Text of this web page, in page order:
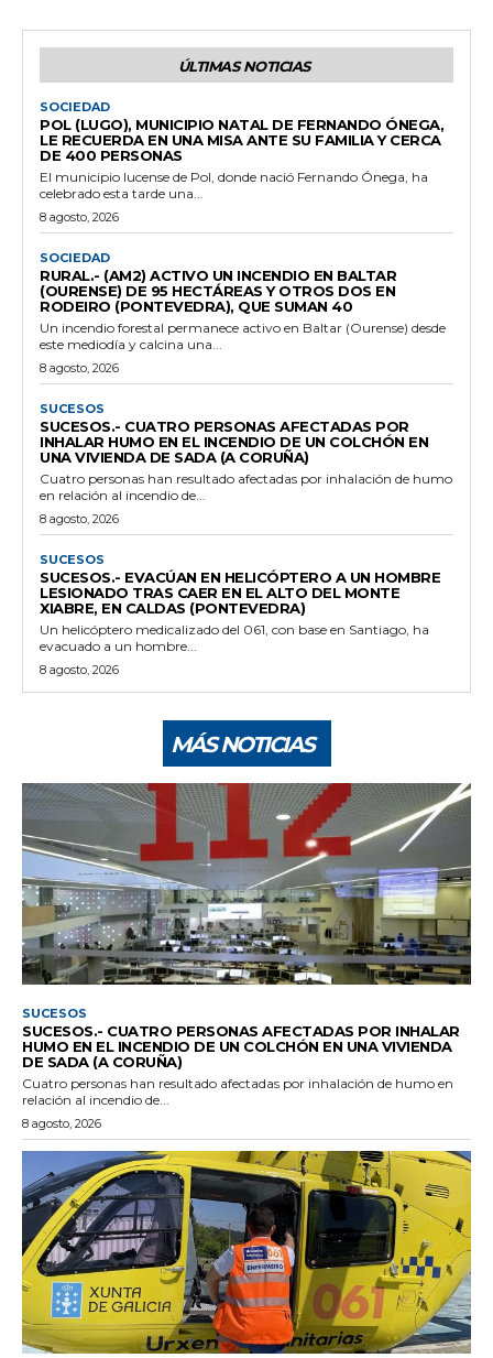
ÚLTIMAS NOTICIAS
SOCIEDAD
POL (LUGO), MUNICIPIO NATAL DE FERNANDO ÓNEGA,
LE RECUERDA EN UNA MISA ANTE SU FAMILIA Y CERCA
DE 400 PERSONAS
El municipio lucense de Pol, donde nació Fernando Ónega, ha
celebrado esta tarde una...
8 agosto, 2026
SOCIEDAD
RURAL.- (AM2) ACTIVO UN INCENDIO EN BALTAR
(OURENSE) DE 95 HECTÁREAS Y OTROS DOS EN
RODEIRO (PONTEVEDRA), QUE SUMAN 40
Un incendio forestal permanece activo en Baltar (Ourense) desde
este mediodía y calcina una...
8 agosto, 2026
SUCESOS
SUCESOS.- CUATRO PERSONAS AFECTADAS POR
INHALAR HUMO EN EL INCENDIO DE UN COLCHÓN EN
UNA VIVIENDA DE SADA (A CORUÑA)
Cuatro personas han resultado afectadas por inhalación de humo
en relación al incendio de...
8 agosto, 2026
SUCESOS
SUCESOS.- EVACÚAN EN HELICÓPTERO A UN HOMBRE
LESIONADO TRAS CAER EN EL ALTO DEL MONTE
XIABRE, EN CALDAS (PONTEVEDRA)
Un helicóptero medicalizado del 061, con base en Santiago, ha
evacuado a un hombre...
8 agosto, 2026
MÁS NOTICIAS
SUCESOS
SUCESOS.- CUATRO PERSONAS AFECTADAS POR INHALAR
HUMO EN EL INCENDIO DE UN COLCHÓN EN UNA VIVIENDA
DE SADA (A CORUÑA)
Cuatro personas han resultado afectadas por inhalación de humo en
relación al incendio de...
8 agosto, 2026